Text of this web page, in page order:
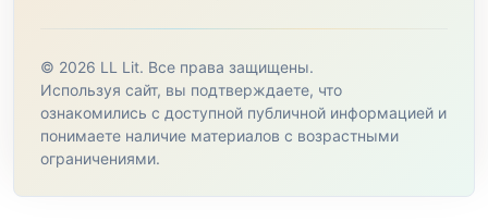
© 2026 LL Lit. Все права защищены.
Используя сайт, вы подтверждаете, что
ознакомились с доступной публичной информацией и
понимаете наличие материалов с возрастными
ограничениями.